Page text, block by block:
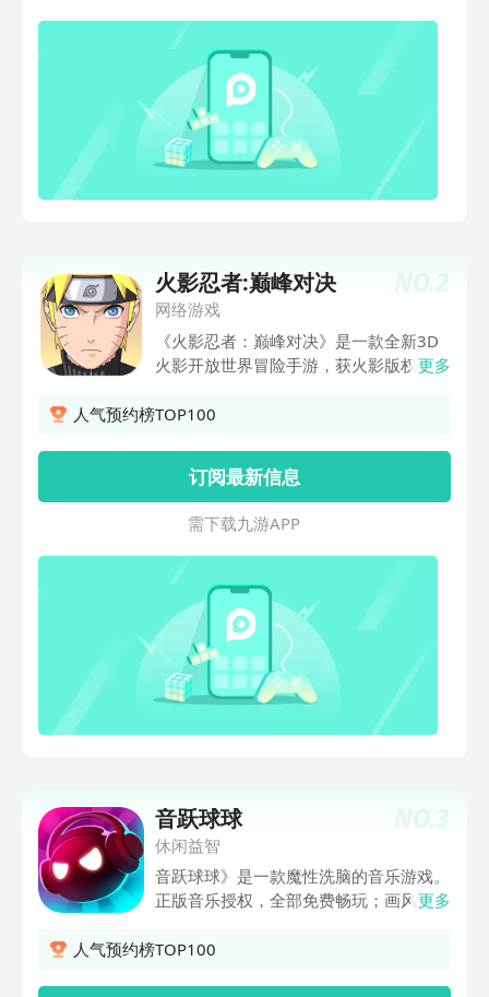
NO.2
火影忍者:巅峰对决
网络游戏
《火影忍者：巅峰对决》是一款全新3D
火影开放世界冒险手游，获火影版权委员
的火影开放世界，玩家能以亲历者的身
来。自由探寻火影大世界的各个角落，接
取任务挑战，沉浸式体验忍者生活，重温
经典IP回忆。与鸣人小樱等角色一起，使
用经典忍术大招，来一场刺激畅快的忍者
战斗。更有数不尽的奇遇冒险等待成为忍
者的你来探索。忍者们，向火影世界出发
吧！
更多
人气预约榜TOP100
订阅最新信息
需 下 载 九 游 A P P
NO.3
音跃球球
休闲益智
音跃球球》是一款魔性洗脑的音乐游戏。
正版音乐授权，全部免费畅玩；画风清新
和千万音乐达人争歌王。单指点触一秒上
更多
人气预约榜TOP100